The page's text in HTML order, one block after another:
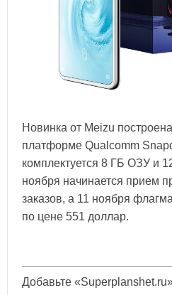
Новинка от Meizu
платформе Qualcomm
комплектуется 8 ГБ ОЗУ и
ноября начинается прием
заказов, а 11 ноября
по цене 551 доллар.
Добавьте